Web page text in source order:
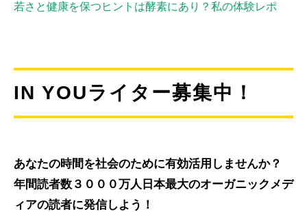
若さと健康を保つヒントは酵素にあり？私の体験レポ
IN YOUライター募集中！
あなたの時間を社会のために有効活用しませんか？
年間読者数３０００万人日本最大のオーガニックメデ
ィアの読者に発信しよう！